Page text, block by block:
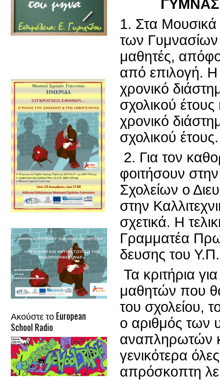
Ακούστε το European
School Radio
1. Στα Μουσικά
των Γυμνασίων
μαθητές,
από επιλογή. Η
χρονικό
σχολικού έτους
χρονικό
σχολικού έτους.
2. Για τον
φοιτήσουν
Σχολείων ο
στην
σχετικά. Η
Γραμματέα
δευσης του
Τα κριτήρια
μαθητών που
του σχολείου,
ο αριθμός των
αναπληρωτών
γενικότερα
απρόσκοπτη